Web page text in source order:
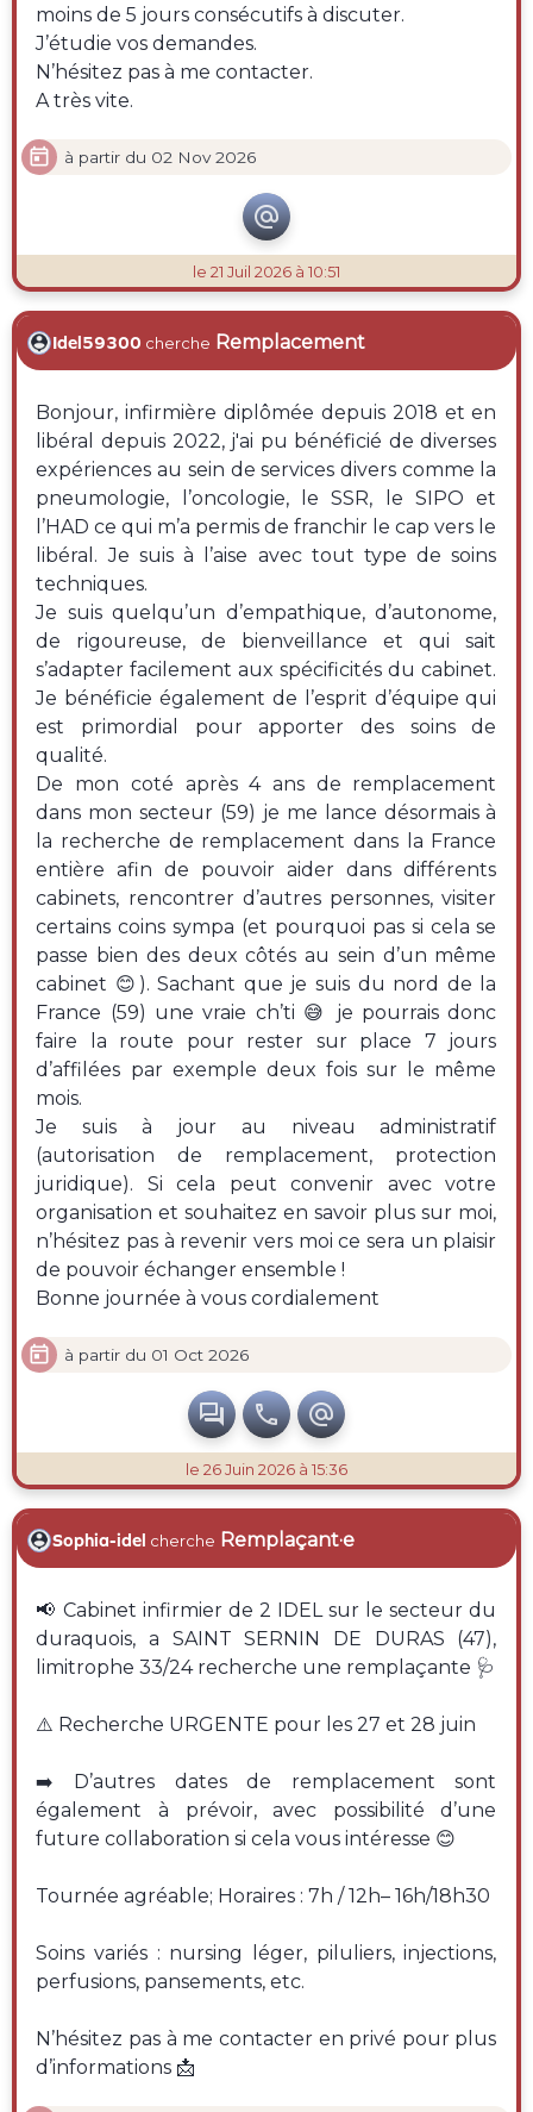
moins de 5 jours consécutifs à discuter.
J’étudie vos demandes.
N’hésitez pas à me contacter.
A très vite.
 à partir du 02 Nov 2026

le 21 Juil 2026 à 10:51
Idel59300 cherche Remplacement
Bonjour, infirmière diplômée depuis 2018 et en
libéral depuis 2022, j'ai pu bénéficié de diverses
expériences au sein de services divers comme la
pneumologie, l’oncologie, le SSR, le SIPO et
l’HAD ce qui m’a permis de franchir le cap vers le
libéral. Je suis à l’aise avec tout type de soins
techniques.
Je suis quelqu’un d’empathique, d’autonome,
de rigoureuse, de bienveillance et qui sait
s’adapter facilement aux spécificités du cabinet.
Je bénéficie également de l’esprit d’équipe qui
est primordial pour apporter des soins de
qualité.
De mon coté après 4 ans de remplacement
dans mon secteur (59) je me lance désormais à
la recherche de remplacement dans la France
entière afin de pouvoir aider dans différents
cabinets, rencontrer d’autres personnes, visiter
certains coins sympa (et pourquoi pas si cela se
passe bien des deux côtés au sein d’un même
cabinet 😊). Sachant que je suis du nord de la
France (59) une vraie ch’ti 😅 je pourrais donc
faire la route pour rester sur place 7 jours
d’affilées par exemple deux fois sur le même
mois.
Je suis à jour au niveau administratif
(autorisation de remplacement, protection
juridique). Si cela peut convenir avec votre
organisation et souhaitez en savoir plus sur moi,
n’hésitez pas à revenir vers moi ce sera un plaisir
de pouvoir échanger ensemble !
Bonne journée à vous cordialement
 à partir du 01 Oct 2026
  
le 26 Juin 2026 à 15:36
Sophia-idel cherche Remplaçant·e
📢 Cabinet infirmier de 2 IDEL sur le secteur du
duraquois, a SAINT SERNIN DE DURAS (47),
limitrophe 33/24 recherche une remplaçante 🩺
⚠️ Recherche URGENTE pour les 27 et 28 juin
➡️ D’autres dates de remplacement sont
également à prévoir, avec possibilité d’une
future collaboration si cela vous intéresse 😊
Tournée agréable; Horaires : 7h / 12h– 16h/18h30
Soins variés : nursing léger, piluliers, injections,
perfusions, pansements, etc.
N’hésitez pas à me contacter en privé pour plus
d’informations 📩